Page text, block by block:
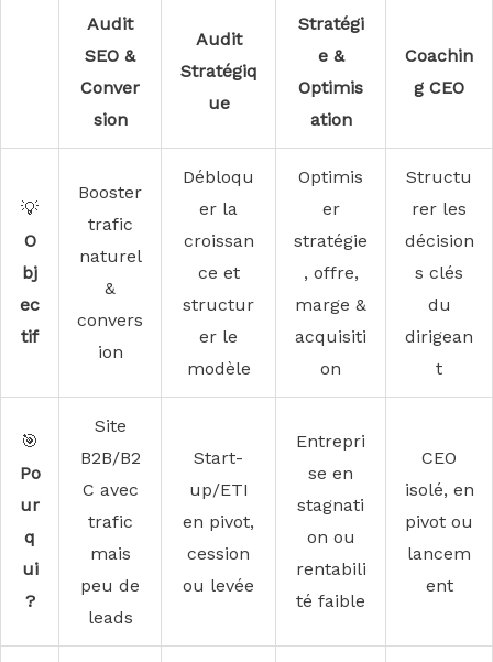
Audit
SEO &
Conver
sion
Audit
Stratégiq
ue
Stratégi
e &
Optimis
ation
Coachin
g CEO
💡
O
bj
ec
tif
Booster
trafic
naturel
&
convers
ion
Débloqu
er la
croissan
ce et
structur
er le
modèle
Optimis
er
stratégie
, offre,
marge &
acquisiti
on
Structu
rer les
décision
s clés
du
dirigean
t
🎯
Po
ur
q
ui
?
Site
B2B/B2
C avec
trafic
mais
peu de
leads
Start-
up/ETI
en pivot,
cession
ou levée
Entrepri
se en
stagnati
on ou
rentabili
té faible
CEO
isolé, en
pivot ou
lancem
ent